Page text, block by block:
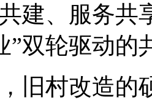
建、服务共
”双轮驱动的
旧村改造的